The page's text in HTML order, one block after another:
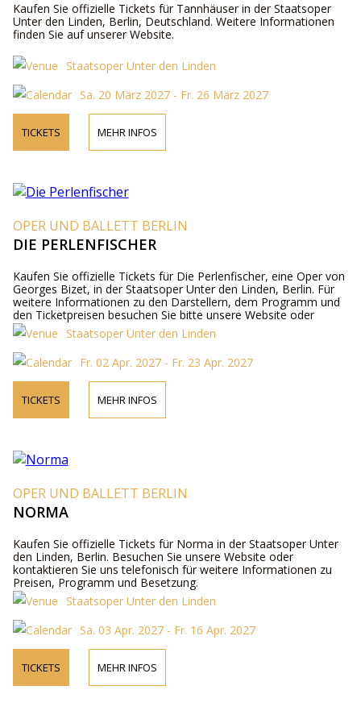
Kaufen Sie offizielle Tickets für Tannhäuser in der Staatsoper
Unter den Linden, Berlin, Deutschland. Weitere Informationen
finden Sie auf unserer Website.
Staatsoper Unter den Linden
Sa. 20 März 2027 - Fr. 26 März 2027
TICKETS MEHR INFOS
OPER UND BALLETT BERLIN
DIE PERLENFISCHER
Kaufen Sie offizielle Tickets für Die Perlenfischer, eine Oper von
Georges Bizet, in der Staatsoper Unter den Linden, Berlin. Für
weitere Informationen zu den Darstellern, dem Programm und
den Ticketpreisen besuchen Sie bitte unsere Website oder
kontaktieren Sie uns telefonisch.
Staatsoper Unter den Linden
Fr. 02 Apr. 2027 - Fr. 23 Apr. 2027
TICKETS MEHR INFOS
OPER UND BALLETT BERLIN
NORMA
Kaufen Sie offizielle Tickets für Norma in der Staatsoper Unter
den Linden, Berlin. Besuchen Sie unsere Website oder
kontaktieren Sie uns telefonisch für weitere Informationen zu
Preisen, Programm und Besetzung.
Staatsoper Unter den Linden
Sa. 03 Apr. 2027 - Fr. 16 Apr. 2027
TICKETS MEHR INFOS